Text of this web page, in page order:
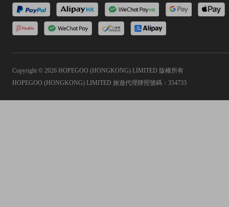
Copyright © 2026 HOPEGOO (HONGKONG) LIMITED 版權所有
HOPEGOO (HONGKONG) LIMITED 旅遊代理牌照號碼：354733